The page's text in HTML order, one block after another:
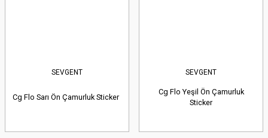
SEVGENT
Cg Flo Sarı Ön Çamurluk Sticker
SEVGENT
Cg Flo Yeşil Ön Çamurluk
Sticker